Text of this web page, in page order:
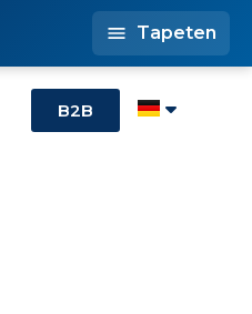
B2B
Tapeten